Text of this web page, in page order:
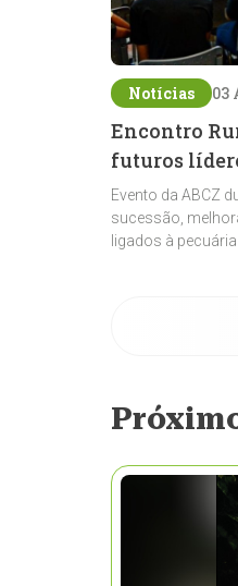
Notícias 03
Encontro
futuros
Evento da ABCZ
sucessão,
ligados à pecuária